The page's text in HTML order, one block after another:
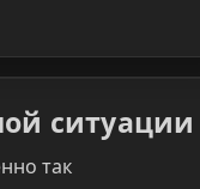
ситуации
так